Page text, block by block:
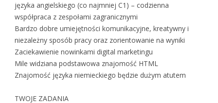
języka angielskiego (co najmniej C1) – codzienna
współpraca z zespołami zagranicznymi
Bardzo dobre umiejętności komunikacyjne, kreatywny i
niezależny sposób pracy oraz zorientowanie na wyniki
Zaciekawienie nowinkami digital marketingu
Mile widziana podstawowa znajomość HTML
Znajomość języka niemieckiego będzie dużym atutem
TWOJE ZADANIA